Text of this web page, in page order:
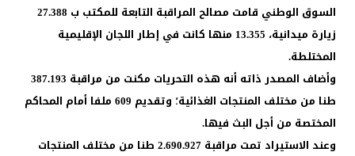
السوق الوطني قامت مصالح المراقبة التابعة للمكتب ب 27.388
زيارة ميدانية، 13.355 منها كانت في إطار اللجان الإقليمية
المختلطة.
وأضاف المصدر ذاته أنه هذه التحريات مكنت من مراقبة 387.193
طنا من مختلف المنتجات الغذائية؛ وتقديم 609 ملفا أمام المحاكم
المختصة من أجل البث فيها.
وعند الاستيراد تمت مراقبة 2.690.927 طنا من مختلف المنتجات